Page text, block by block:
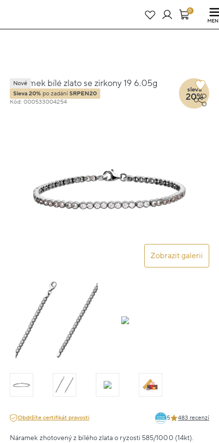
23 dní : 11h : 10m : 57s 0
Náramek bílé zlato se zirkony 19 6.05g
Kód: 000533004254
Zobrazit galerii
Nové
Sleva 20% po zadání SRPEN20
sleva
20%
Obdržíte certifikát pravosti 5 483 recenzí
Náramek zhotovený z bílého zlata o ryzosti 585/1000 (14kt).